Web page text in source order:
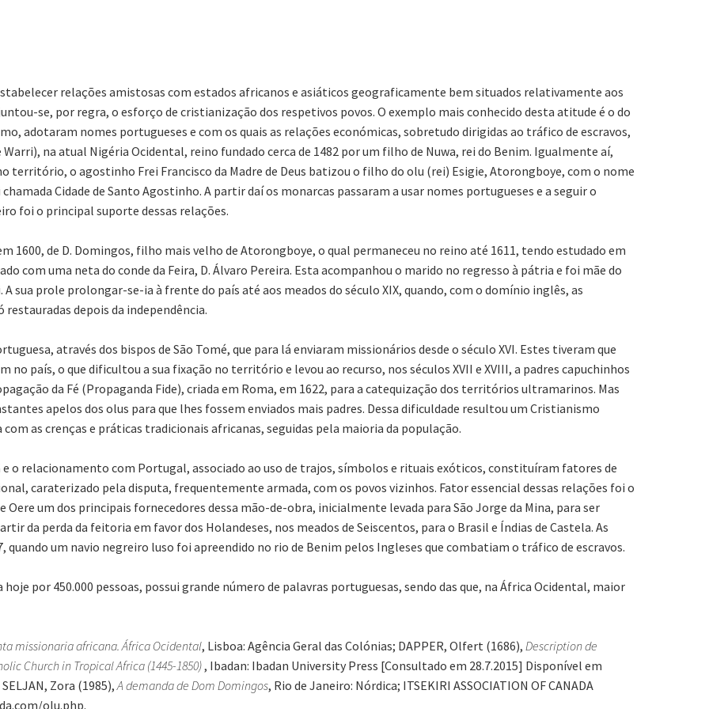
relações amistosas com estados africanos e asiáticos geograficamente bem situados relativamente aos
se, por regra, o esforço de cristianização dos respetivos povos. O exemplo mais conhecido desta atitude é o do
adotaram nomes portugueses e com os quais as relações económicas, sobretudo dirigidas ao tráfico de escravos,
na atual Nigéria Ocidental, reino fundado cerca de 1482 por um filho de Nuwa, rei do Benim. Igualmente aí,
território, o agostinho Frei Francisco da Madre de Deus batizou o filho do olu (rei) Esigie, Atorongboye, com o nome
Cidade de Santo Agostinho. A partir daí os monarcas passaram a usar nomes portugueses e a seguir o
foi o principal suporte dessas relações.
1600, de D. Domingos, filho mais velho de Atorongboye, o qual permaneceu no reino até 1611, tendo estudado em
com uma neta do conde da Feira, D. Álvaro Pereira. Esta acompanhou o marido no regresso à pátria e foi mãe do
sua prole prolongar-se-ia à frente do país até aos meados do século XIX, quando, com o domínio inglês, as
depois da independência.
através dos bispos de São Tomé, que para lá enviaram missionários desde o século XVI. Estes tiveram que
no país, o que dificultou a sua fixação no território e levou ao recurso, nos séculos XVII e XVIII, a padres capuchinhos
da Fé (Propaganda Fide), criada em Roma, em 1622, para a catequização dos territórios ultramarinos. Mas
apelos dos olus para que lhes fossem enviados mais padres. Dessa dificuldade resultou um Cristianismo
as crenças e práticas tradicionais africanas, seguidas pela maioria da população.
e o relacionamento com Portugal, associado ao uso de trajos, símbolos e rituais exóticos, constituíram fatores de
caraterizado pela disputa, frequentemente armada, com os povos vizinhos. Fator essencial dessas relações foi o
um dos principais fornecedores dessa mão-de-obra, inicialmente levada para São Jorge da Mina, para ser
da perda da feitoria em favor dos Holandeses, nos meados de Seiscentos, para o Brasil e Índias de Castela. As
um navio negreiro luso foi apreendido no rio de Benim pelos Ingleses que combatiam o tráfico de escravos.
por 450.000 pessoas, possui grande número de palavras portuguesas, sendo das que, na África Ocidental, maior
missionaria africana. África Ocidental, Lisboa: Agência Geral das Colónias; DAPPER, Olfert (1686), Description de
Church in Tropical Africa (1445-1850), Ibadan: Ibadan University Press [Consultado em 28.7.2015] Disponível em
Zora (1985),A demanda de Dom Domingos, Rio de Janeiro: Nórdica; ITSEKIRI ASSOCIATION OF CANADA
olu.php.